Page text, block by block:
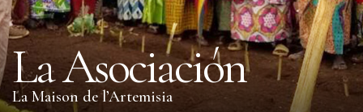
La Asociación
La Maison de l’Artemisia